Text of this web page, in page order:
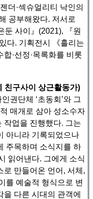
더·섹슈얼리티 낙인의
공부해왔다. 저서로
둔 사이』(2021), 『원
다. 기획전시 《흘리는
·선정·목록화를 비롯
친구사이 상근활동가)
권단체 ‘초동회’와 그
매개로 삼아 성소수자
작업을 진행했다. 그는
아니라 기록되었으나
주목하며 소식지를 하
읽어낸다. 그에게 소식
로 만들어온 언어, 서체,
를 예술적 형식으로 변
다른 시대의 관객에